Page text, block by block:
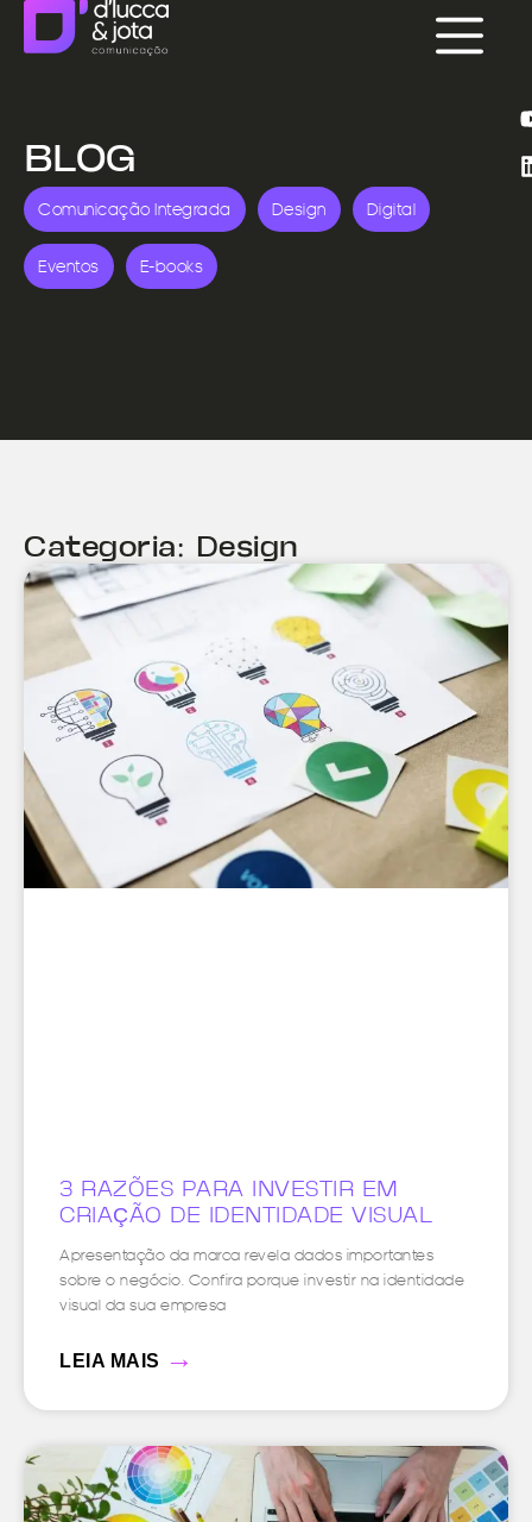
BLOG
Comunicação Integrada Design Digital
Eventos E-books
Categoria: Design
3 RAZÕES PARA INVESTIR EM
CRIAÇÃO DE IDENTIDADE VISUAL
Apresentação da marca revela dados importantes
sobre o negócio. Confira porque investir na identidade
visual da sua empresa
LEIA MAIS →